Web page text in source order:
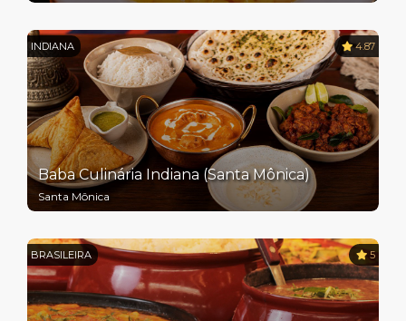
INDIANA 4.87
Baba Culinária Indiana (Santa Mônica)
Santa Mônica
BRASILEIRA 5